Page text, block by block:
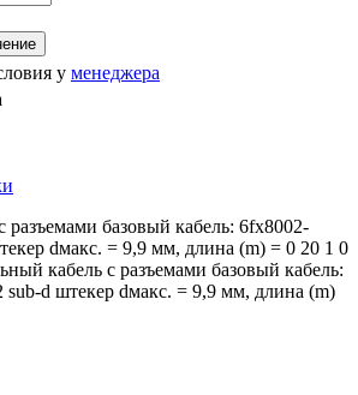
у менеджера
разъемами базовый кабель: 6fx8002-
dмакс. = 9,9 мм, длина (m) = 0 20 1 0
кабель с разъемами базовый кабель:
sub-d штекер dмакс. = 9,9 мм, длина (m)